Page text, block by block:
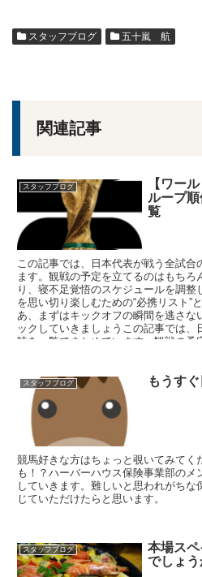
スタッフブログ 五十嵐 航
関連記事
スタッフブログ
【ワー
ループ
覧
この記事では、日本代表が戦う全試合
ます。観戦の予定を立てるのはもちろ
り、寝不足覚悟のスケジュールを調整
を思い切り楽しむための“必携リスト”
あ、まずはキックオフの瞬間を逃さな
ックしていきましょうこの記事では、
時を一覧でまとめています。観戦の予
してください。さあ、まずはキックオ
程をしっかりチェックしていきましょう
スタッフブログ もうす
競馬好きな方はちょっと覗いてみてく
も！？ハーバーハウス保険事業部の
していきます。難しいと思われがち
じていただけたらと思います。
スタッフブログ
本場ス
でしょ